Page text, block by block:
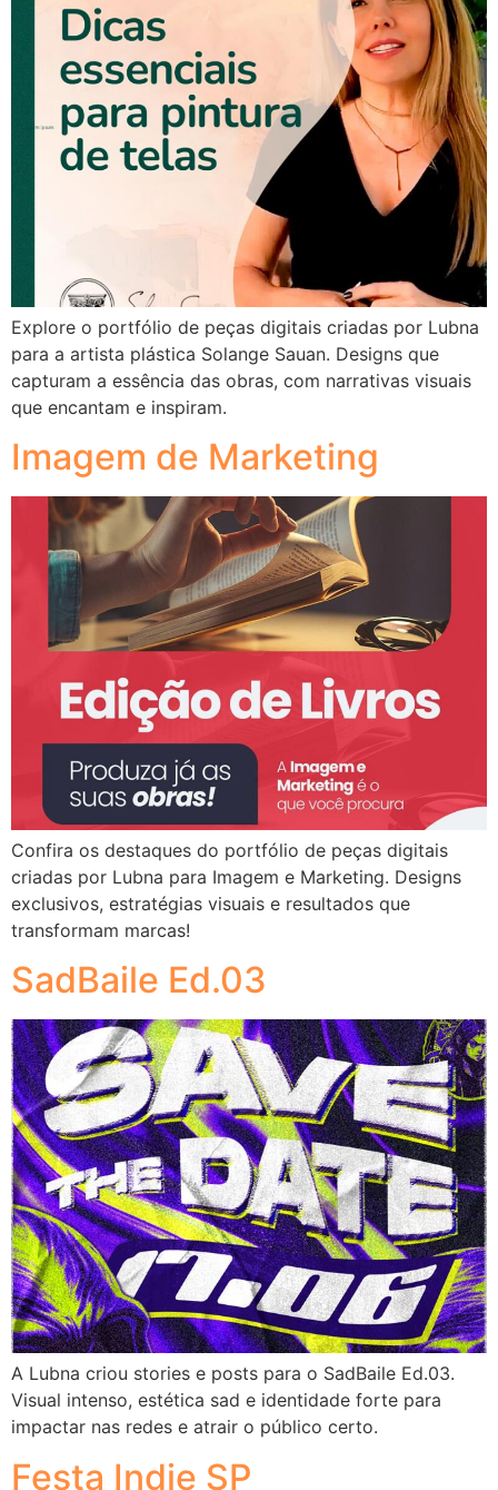
Explore o portfólio de peças digitais criadas por Lubna
para a artista plástica Solange Sauan. Designs que
capturam a essência das obras, com narrativas visuais
que encantam e inspiram.
Imagem de Marketing
Confira os destaques do portfólio de peças digitais
criadas por Lubna para Imagem e Marketing. Designs
exclusivos, estratégias visuais e resultados que
transformam marcas!
SadBaile Ed.03
A Lubna criou stories e posts para o SadBaile Ed.03.
Visual intenso, estética sad e identidade forte para
impactar nas redes e atrair o público certo.
Festa Indie SP